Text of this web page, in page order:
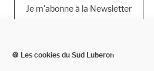
🍪 Les cookies du Sud Luberon
Je m'abonne à la Newsletter